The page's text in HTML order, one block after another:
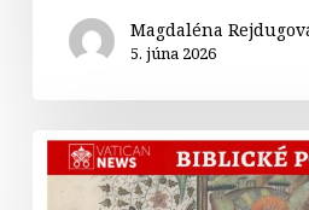
Magdaléna
5. júna 2026
36.
Abrahám